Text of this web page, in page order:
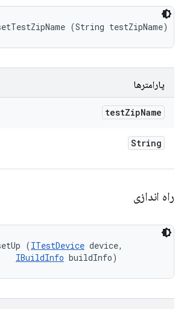
(String testZipName)
پارامترها
testZipName
String
راه اندازی
(ITestDevice device,
IBuildInfo buildInfo)